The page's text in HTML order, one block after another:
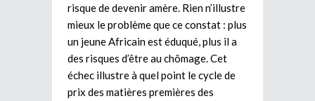
risque de devenir amère. Rien n’illustre
mieux le problème que ce constat : plus
un jeune Africain est éduqué, plus il a
des risques d’être au chômage. Cet
échec illustre à quel point le cycle de
prix des matières premières des